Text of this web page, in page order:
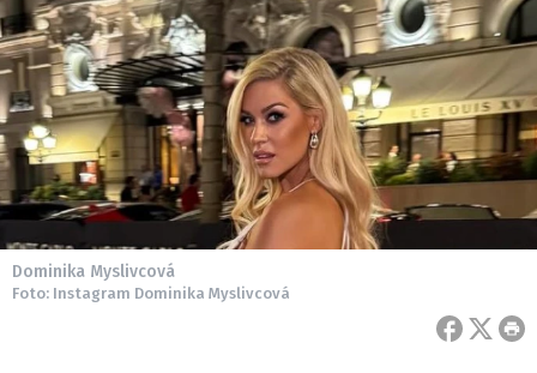
Dominika Myslivcová
Foto: Instagram Dominika Myslivcová